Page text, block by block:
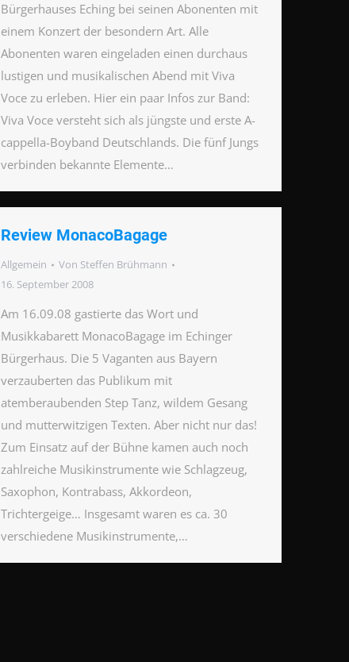
Bürgerhauses Eching bei seinen Abonenten mit
einem Konzert der besondern Art. Alle
Abonenten waren eingeladen einen durchaus
lustigen und musikalischen Abend mit Viva
Voce zu erleben. Hier ein paar Infos zur Band:
Viva Voce versteht sich als jüngste und erste A-
cappella-Boyband Deutschlands. Die fünf Jungs
verbinden bekannte Elemente…
Review MonacoBagage
Allgemein Von Steffen Brühmann
16. September 2008
Am 16.09.08 gastierte das Wort und
Musikkabarett MonacoBagage im Echinger
Bürgerhaus. Die 5 Vaganten aus Bayern
verzauberten das Publikum mit
atemberaubenden Step Tanz, wildem Gesang
und mutterwitzigen Texten. Aber nicht nur das!
Zum Einsatz auf der Bühne kamen auch noch
zahlreiche Musikinstrumente wie Schlagzeug,
Saxophon, Kontrabass, Akkordeon,
Trichtergeige… Insgesamt waren es ca. 30
verschiedene Musikinstrumente,…